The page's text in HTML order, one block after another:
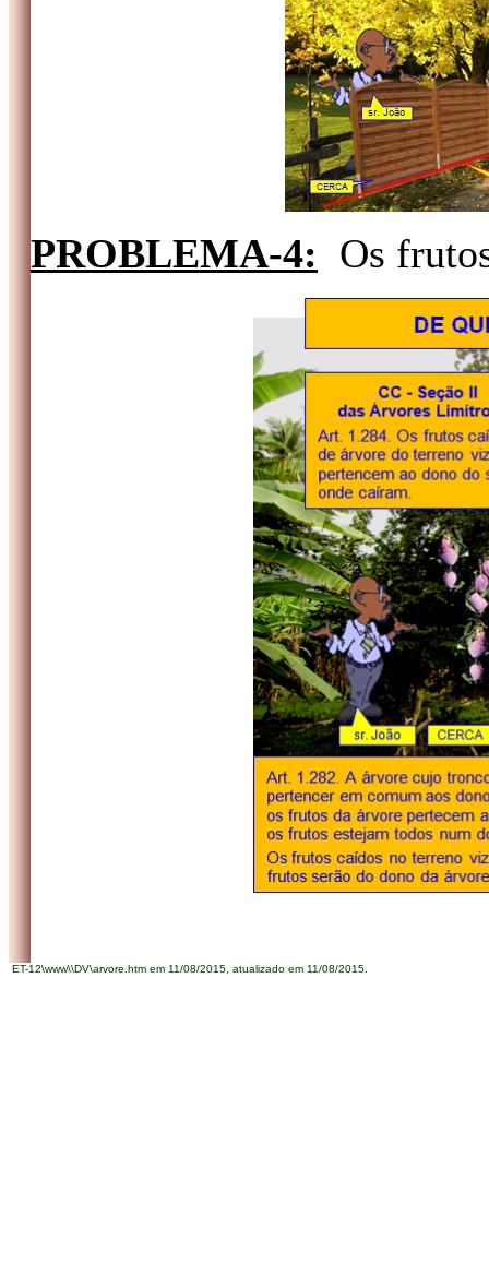
PROBLEMA-4: Os
ET-12\www\\DV\arvore.htm em 11/08/2015, atualizado em 11/08/2015